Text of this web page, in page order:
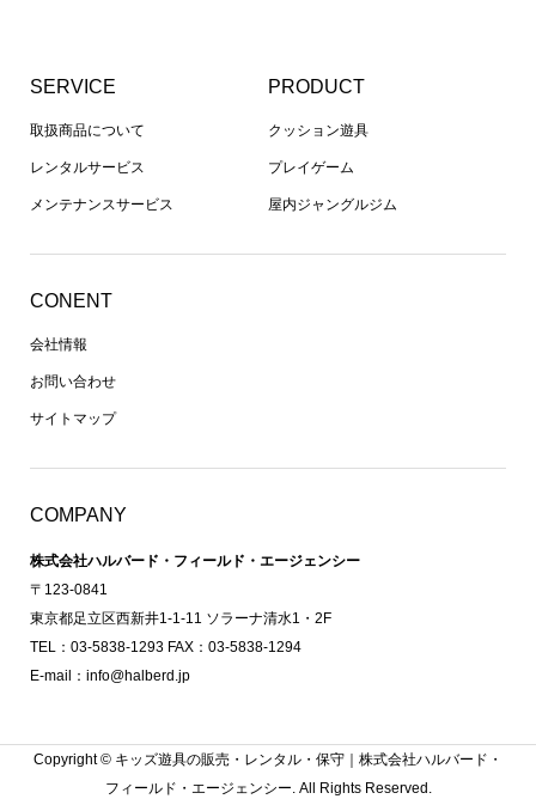
SERVICE
取扱商品について
レンタルサービス
メンテナンスサービス
PRODUCT
クッション遊具
プレイゲーム
屋内ジャングルジム
CONENT
会社情報
お問い合わせ
サイトマップ
COMPANY
株式会社ハルバード・フィールド・エージェンシー
〒123-0841
東京都足立区西新井1-1-11 ソラーナ清水1・2F
TEL：03-5838-1293 FAX：03-5838-1294
E-mail：info@halberd.jp
Copyright © キッズ遊具の販売・レンタル・保守｜株式会社ハルバード・
フィールド・エージェンシー. All Rights Reserved.